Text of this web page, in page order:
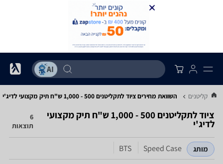
לתקליטנים השוואת מחירים ציוד לתקליטנים ‏500 - 1,000 ‏ש"ח ‏תיק מקצועי לדיג'י
ציוד לתקליטנים ‏500 - 1,000 ‏ש"ח ‏תיק מקצועי
לדיג'י
6
תוצאות
מותג Speed Case
BTS